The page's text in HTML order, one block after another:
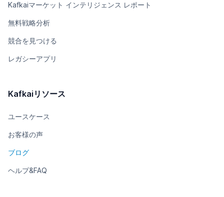
Kafkaiマーケット インテリジェンス レポート
無料戦略分析
競合を見つける
レガシーアプリ
Kafkaiリソース
ユースケース
お客様の声
ブログ
ヘルプ&FAQ